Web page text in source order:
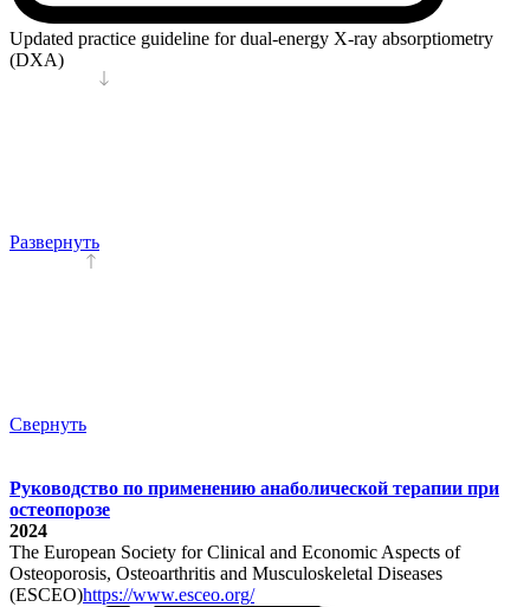
Updated practice guideline for dual-energy X-ray absorptiometry
(DXA)
Развернуть
Свернуть
Руководство по применению анаболической терапии при
остеопорозе
2024
The European Society for Clinical and Economic Aspects of
Osteoporosis, Osteoarthritis and Musculoskeletal Diseases
(ESCEO)https://www.esceo.org/